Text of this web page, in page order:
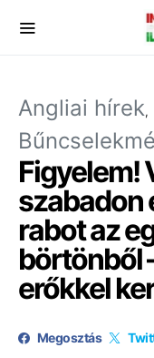
Angliai hírek
Figyelem!
szabadon
rabot az
börtönből
erőkkel
Megosztás